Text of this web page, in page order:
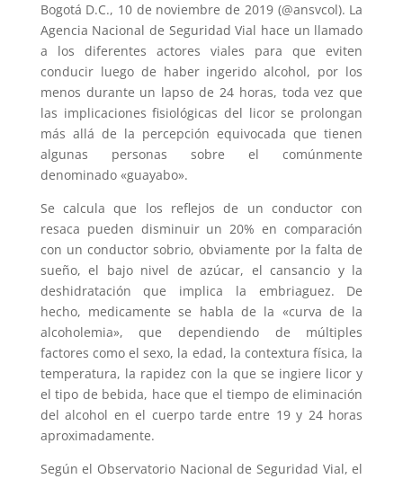
Bogotá D.C., 10 de noviembre de 2019 (@ansvcol). La
Agencia Nacional de Seguridad Vial hace un llamado
a los diferentes actores viales para que eviten
conducir luego de haber ingerido alcohol, por los
menos durante un lapso de 24 horas, toda vez que
las implicaciones fisiológicas del licor se prolongan
más allá de la percepción equivocada que tienen
algunas personas sobre el comúnmente
denominado «guayabo».
Se calcula que los reflejos de un conductor con
resaca pueden disminuir un 20% en comparación
con un conductor sobrio, obviamente por la falta de
sueño, el bajo nivel de azúcar, el cansancio y la
deshidratación que implica la embriaguez. De
hecho, medicamente se habla de la «curva de la
alcoholemia», que dependiendo de múltiples
factores como el sexo, la edad, la contextura física, la
temperatura, la rapidez con la que se ingiere licor y
el tipo de bebida, hace que el tiempo de eliminación
del alcohol en el cuerpo tarde entre 19 y 24 horas
aproximadamente.
Según el Observatorio Nacional de Seguridad Vial, el